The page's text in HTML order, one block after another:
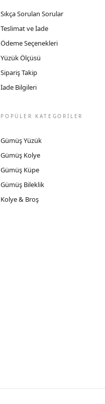
Sıkça Sorulan Sorular
Teslimat ve İade
Ödeme Seçenekleri
Yüzük Ölçüsü
Sipariş Takip
İade Bilgileri
POPÜLER KATEGORİLER
Gümüş Yüzük
Gümüş Kolye
Gümüş Küpe
Gümüş Bileklik
Kolye & Broş